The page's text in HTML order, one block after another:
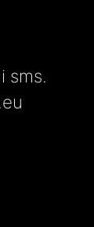
sms.